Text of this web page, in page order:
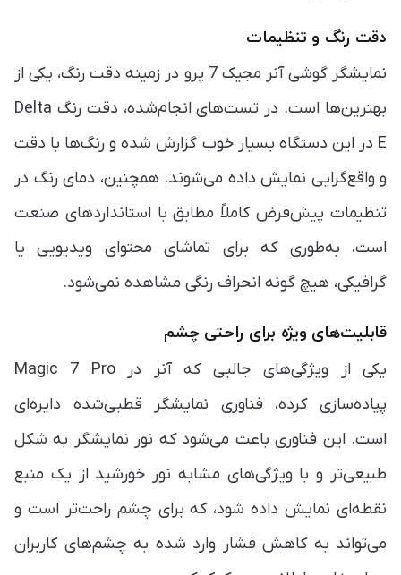
دقت رنگ و تنظیمات
نمایشگر گوشی آنر مجیک 7 پرو در زمینه دقت رنگ، یکی از
بهترین‌ها است. در تست‌های انجام‌شده، دقت رنگ Delta
E در این دستگاه بسیار خوب گزارش شده و رنگ‌ها با دقت
و واقع‌گرایی نمایش داده می‌شوند. همچنین، دمای رنگ در
تنظیمات پیش‌فرض کاملاً مطابق با استانداردهای صنعت
است، به‌طوری که برای تماشای محتوای ویدیویی یا
گرافیکی، هیچ گونه انحراف رنگی مشاهده نمی‌شود.
قابلیت‌های ویژه برای راحتی چشم
یکی از ویژگی‌های جالبی که آنر در Magic 7 Pro
پیاده‌سازی کرده، فناوری نمایشگر قطبی‌شده دایره‌ای
است. این فناوری باعث می‌شود که نور نمایشگر به شکل
طبیعی‌تر و با ویژگی‌های مشابه نور خورشید از یک منبع
نقطه‌ای نمایش داده شود، که برای چشم راحت‌تر است و
می‌تواند به کاهش فشار وارد شده به چشم‌های کاربران